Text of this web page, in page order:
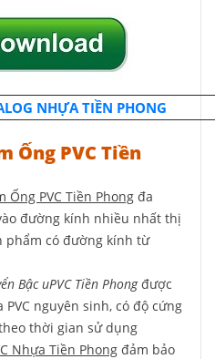
NHỰA TIỀN PHONG
Ống PVC Tiền
Ống PVC Tiền Phong đa
đường kính nhiều nhất thị
phẩm có đường kính từ
Bậc uPVC Tiền Phongđược
nguyên sinh, có độ cứng
thời gian sử dụng
Nhựa Tiền Phong đảm bảo